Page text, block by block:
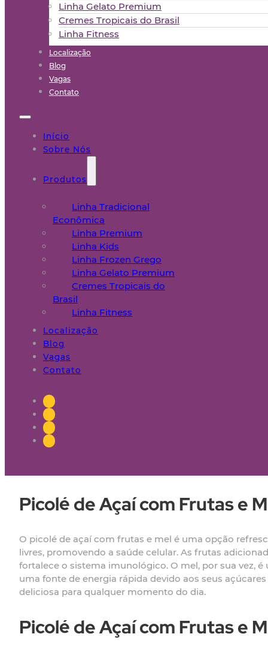
Linha Gelato Premium
Cremes Tropicais do Brasil
Linha Fitness
Localização
Blog
Vagas
Contato
Início
Sobre Nós
Produtos
Linha Tradicional
Econômica
Linha Premium
Linha Kids
Linha Frozen Grego
Linha Gelato Premium
Cremes Tropicais do
Brasil
Linha Fitness
Localização
Blog
Vagas
Contato
Picolé de Açaí com Frutas e
O picolé de açaí com frutas e mel é uma opção
livres, promovendo a saúde celular. As frutas
fortalece o sistema imunológico. O mel, por sua vez,
uma fonte de energia rápida devido aos seus
deliciosa para qualquer momento do dia.
Picolé de Açaí com Frutas e